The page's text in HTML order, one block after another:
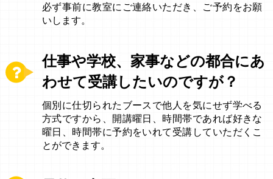
必ず事前に教室にご連絡いただき、ご予約をお願
いします。
仕事や学校、家事などの都合にあ
わせて受講したいのですが？
個別に仕切られたブースで他人を気にせず学べる
方式ですから、開講曜日、時間帯であれば好きな
曜日、時間帯に予約をいれて受講していただくこ
とができます。